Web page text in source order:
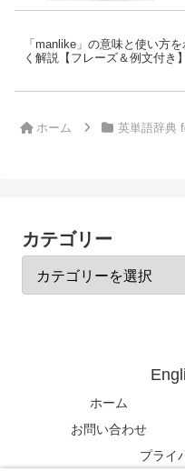
「manlike」の意味と使い方
く解説【フレーズ＆例文付き】
ホーム 英単語辞典
カテゴリー
ホーム
お問い合わせ
プライ